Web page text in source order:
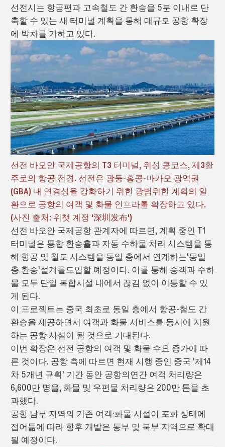
선전시는 항공편과 고속철도 간 환승을 5분 이내로 단
축할 수 있는 새 터미널 계획을 통해 대규모 공항 확장
에 박차를 가하고 있다.
선전 바오안 국제공항의 T3 터미널, 위성 콩코스, 제3활
주로의 항공 전경. 선전은 광둥-홍콩-마카오 광역권
(GBA) 내 연결성을 강화하기 위한 광범위한 계획의 일
환으로 공항의 여객 및 화물 인프라를 확장하고 있다.
(사진 출처: 위챗 계정 '深圳发布')
선전 바오안 국제공항 관계자에 따르면, 계획 중인 T1
터미널은 통합 환승홀과 자동 수하물 처리 시스템을 통
해 항공 및 철도 시스템을 동일 층에서 연계하는'동일
층 환승'설계를도입할 예정이다. 이를 통해 승객과 수하
물 모두 단일 복합시설 내에서 끊김 없이 이동할 수 있
게 된다.
이 프로젝트는 중국 최초로 동일 층에서 항공-철도 간
환승을 제공하면서 여객과 화물 서비스를 동시에 지원
하는 공항 시설이 될 것으로 기대된다.
이번 확장은 선전 공항의 여객 및 화물 수요 증가에 따
른 것이다. 공항 측에 따르면 현재 시행 중인 중국 '제14
차 5개년 규획' 기간 동안 공항의연간 여객 처리량은
6,600만 명을, 화물 및 우편물 처리량은 200만 톤을 초
과했다.
공항 남부 지역의 기존 여객·화물 시설이 포화 상태에
접어듦에 따라 향후 개발은 동부 및 북부 지역으로 확대
될 예정이다.